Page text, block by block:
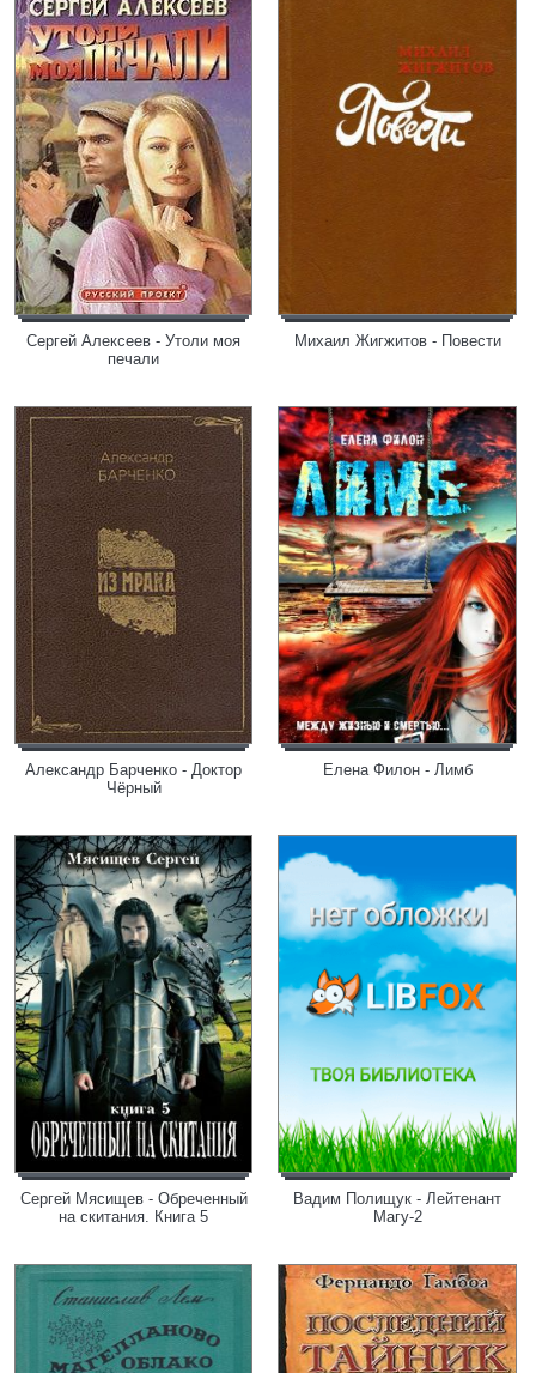
Сергей Алексеев - Утоли моя
печали
Михаил Жигжитов - Повести
Александр Барченко - Доктор
Чёрный
Елена Филон - Лимб
Сергей Мясищев - Обреченный
на скитания. Книга 5
Вадим Полищук - Лейтенант
Магу-2